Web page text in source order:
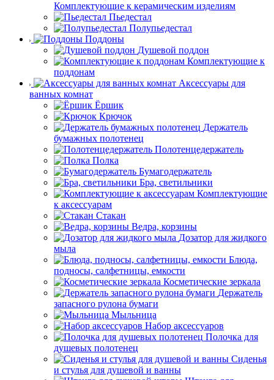
Комплектующие к керамическим изделиям
Пьедестал
Полупьедестал
Поддоны
Душевой поддон
Комплектующие к
поддонам
Аксессуары для
ванных комнат
Ёршик
Крючок
Держатель
бумажных полотенец
Полотенцедержатель
Полка
Бумагодержатель
Бра, светильники
Комплектующие
к аксессуарам
Стакан
Ведра, корзины
Дозатор для жидкого
мыла
Блюда,
подносы, салфетницы, емкости
Косметические зеркала
Держатель
запасного рулона бумаги
Мыльница
Набор аксессуаров
Полочка для
душевых полотенец
Сиденья
и стулья для душевой и ванны